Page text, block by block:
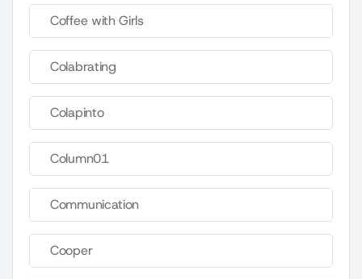
Coffee with Girls
Colabrating
Colapinto
Column01
Communication
Cooper